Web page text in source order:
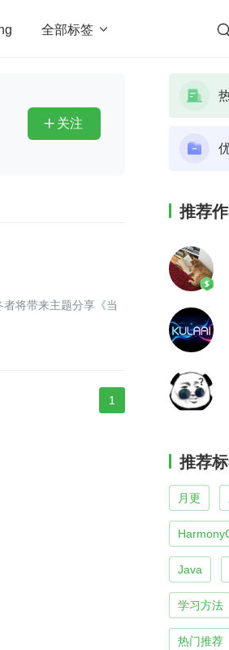
全部标签  
redis
 关注
将带来主题分享《当
1
推荐
推荐
月更
Java
学习方法
热门推荐